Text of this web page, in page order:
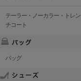
テーラー・ノーカラー・トレン
チコート
バッグ